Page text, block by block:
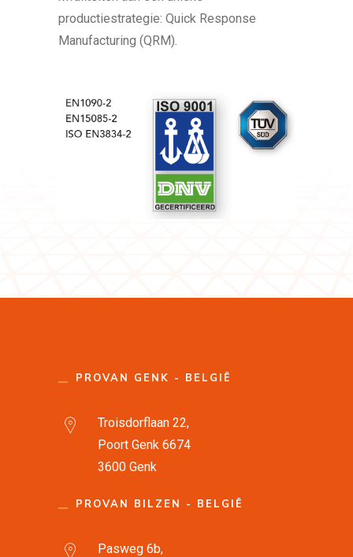
productiestrategie: Quick Response
Manufacturing (QRM).
PROVAN GENK - BELGIË
Troisdorflaan 22,
Poort Genk 6674
3600 Genk
PROVAN BILZEN - BELGIË
Pasweg 6b,